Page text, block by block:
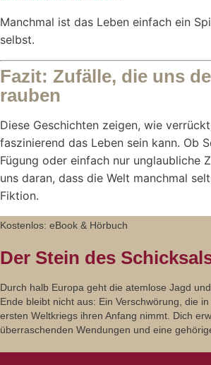
Manchmal ist das Leben einfach ein
selbst.
Fazit: Zufälle, die uns
rauben
Diese Geschichten zeigen, wie
faszinierend das Leben sein kann. Ob
Fügung oder einfach nur unglaubliche
uns daran, dass die Welt manchmal
Fiktion.
Kostenlos: eBook & Hörbuch
Der Stein des
Durch halb Europa geht die atemlose Jagd
Ende bleibt nicht aus: Ein Verschwörung, die
ersten Weltkriegs ihren Anfang nimmt. Dich
überraschenden Wendungen und eine